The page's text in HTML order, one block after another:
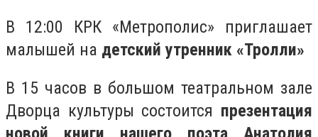
В 12:00 КРК «Метрополис» приглашает
малышей на детский утренник «Тролли»
В 15 часов в большом театральном зале
Дворца культуры состоится презентация